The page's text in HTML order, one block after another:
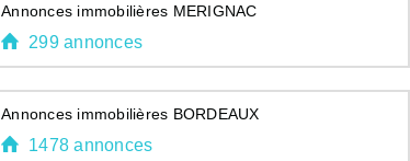
Annonces immobilières MERIGNAC
299 annonces
Annonces immobilières BORDEAUX
1478 annonces